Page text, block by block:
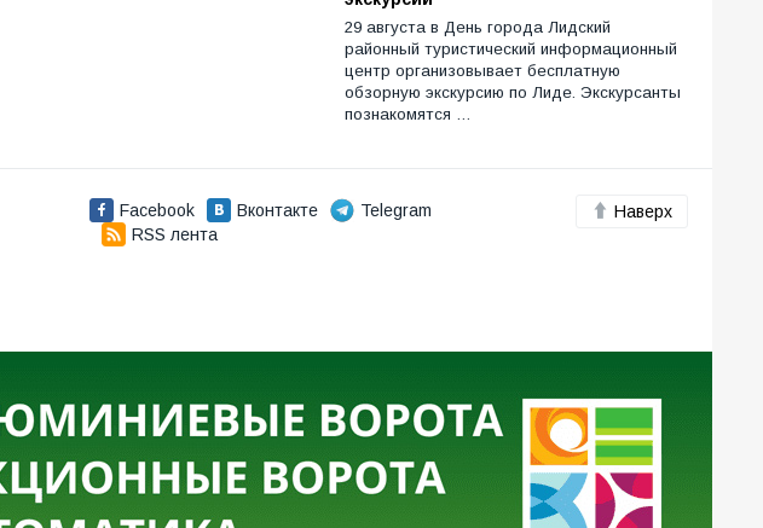
29 августа в День города Лидский
районный туристический информационный
центр организовывает бесплатную
обзорную экскурсию по Лиде. Экскурсанты
познакомятся …
Facebook Вконтакте
Telegram
RSS лента
Наверх